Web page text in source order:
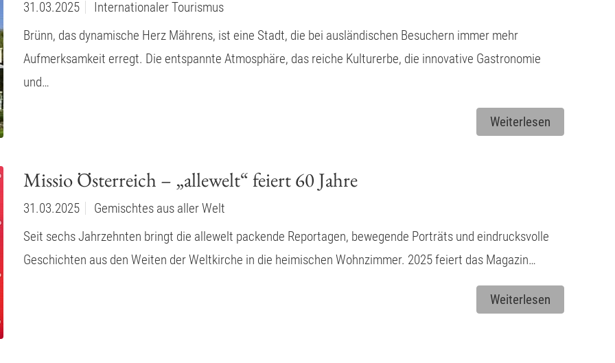
31.03.2025
Internationaler Tourismus
Brünn, das dynamische Herz Mährens, ist eine Stadt, die bei ausländischen Besuchern immer mehr
Aufmerksamkeit erregt. Die entspannte Atmosphäre, das reiche Kulturerbe, die innovative Gastronomie
und…
Weiterlesen
Missio Österreich – „allewelt“ feiert 60 Jahre
31.03.2025
Gemischtes aus aller Welt
Seit sechs Jahrzehnten bringt die allewelt packende Reportagen, bewegende Porträts und eindrucksvolle
Geschichten aus den Weiten der Weltkirche in die heimischen Wohnzimmer. 2025 feiert das Magazin…
Weiterlesen